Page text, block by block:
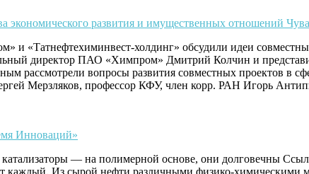
экономического развития и имущественных отношений
и «Татнефтехиминвест-холдинг» обсудили идеи
директор ПАО «Химпром» Дмитрий Колчин и
рассмотрели вопросы развития совместных проектов в
Мерзляков, профессор КФУ, член корр. РАН Игорь
Инноваций»
— на полимерной основе, они долговечны